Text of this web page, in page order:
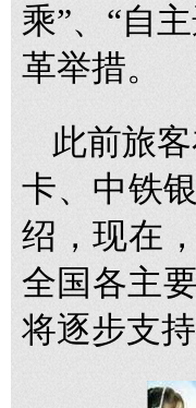
乘”、“自
革举措。
此前旅
卡、中铁
绍，现在
全国各主
将逐步支